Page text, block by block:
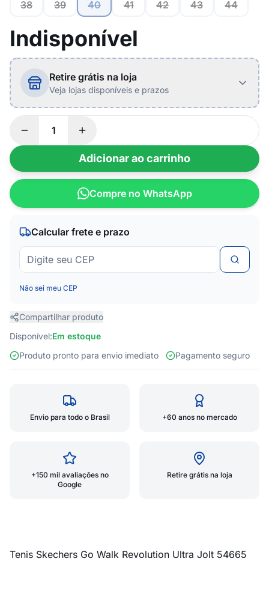
38 39 40 41 42 43 44
Indisponível
Retire grátis na loja
Veja lojas disponíveis e prazos
Adicionar ao carrinho
Compre no WhatsApp
Calcular frete e prazo
Não sei meu CEP
Compartilhar produto
Disponível:Em estoque
Produto pronto para envio imediato
Pagamento seguro
Envio para todo o Brasil +60 anos no mercado
+150 mil avaliações no
Google
Retire grátis na loja
Tenis Skechers Go Walk Revolution Ultra Jolt 54665